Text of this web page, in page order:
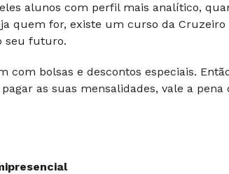
alunos com perfil mais analítico,
quem for, existe um curso da Cruzeiro
seu futuro.
com bolsas e descontos especiais.
as suas mensalidades, vale a